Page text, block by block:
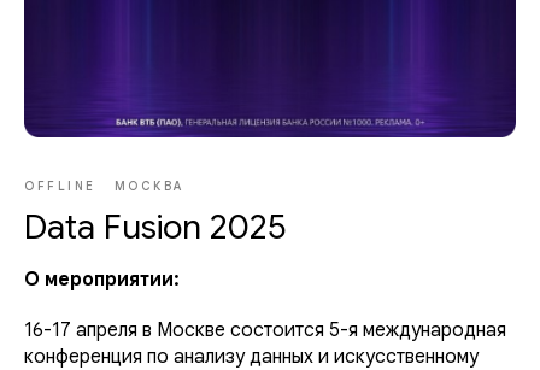
OFFLINE МОСКВА
Data Fusion 2025
О мероприятии:
16-17 апреля в Москве состоится 5-я международная
конференция по анализу данных и искусственному